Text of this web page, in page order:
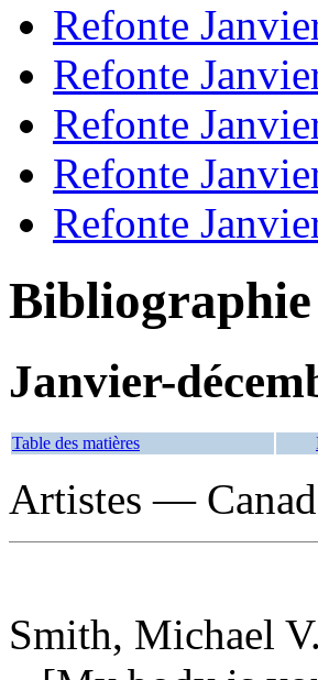
Refonte
Refonte
Refonte
Refonte
Refonte
Bibliographie
Janvier-
Table des matières
Artistes —
Smith, Michael